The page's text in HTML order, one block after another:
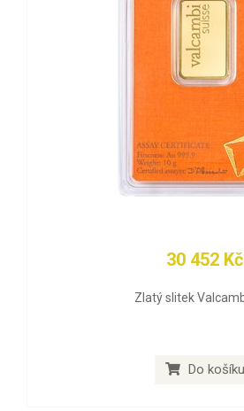
30 452 Kč
Zlatý slitek
Do košíku